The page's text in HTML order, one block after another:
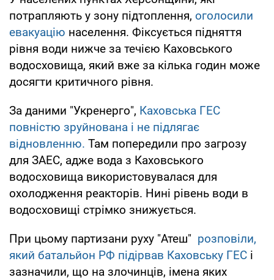
потрапляють у зону підтоплення, оголосили
евакуацію населення. Фіксується підняття
рівня води нижче за течією Каховського
водосховища, який вже за кілька годин може
досягти критичного рівня.
За даними "Укренерго", Каховська ГЕС
повністю зруйнована і не підлягає
відновленню. Там попередили про загрозу
для ЗАЕС, адже вода з Каховського
водосховища використовувалася для
охолодження реакторів. Нині рівень води в
водосховищі стрімко знижується.
При цьому партизани руху "Атеш" розповіли,
який батальйон РФ підірвав Каховську ГЕС і
зазначили, що на злочинців, імена яких